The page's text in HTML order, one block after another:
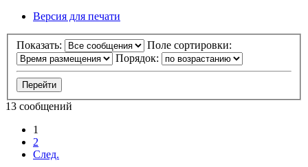
Версия для печати
Показать:
Поле сортировки:
Порядок:
13 сообщений
1
2
След.